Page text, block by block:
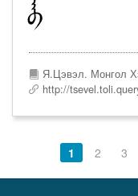
Я.Цэвэл. Монгол
http://
1 2 3